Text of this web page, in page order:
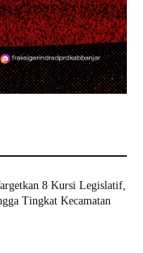
8 Kursi Legislatif,
Tingkat Kecamatan